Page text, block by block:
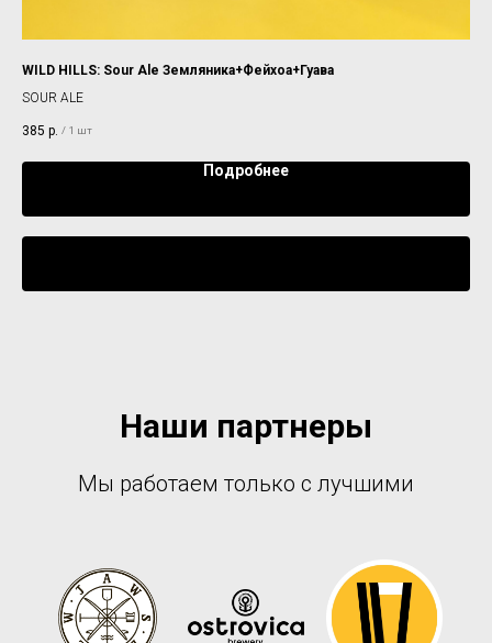
WILD HILLS: Sour Ale Земляника+Фейхоа+Гуава
SOUR ALE
385 р. / 1 шт
Подробнее
Наши партнеры
Мы работаем только с лучшими